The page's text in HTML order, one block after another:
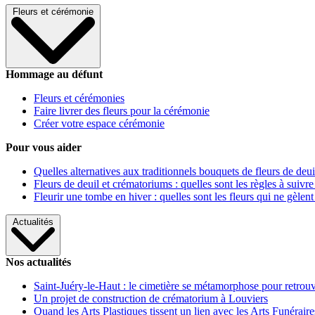
Fleurs et cérémonie
Hommage au défunt
Fleurs et cérémonies
Faire livrer des fleurs pour la cérémonie
Créer votre espace cérémonie
Pour vous aider
Quelles alternatives aux traditionnels bouquets de fleurs de
Fleurs de deuil et crématoriums : quelles sont les règles à
Fleurir une tombe en hiver : quelles sont les fleurs qui ne gèlent
Actualités
Nos actualités
Saint-Juéry-le-Haut : le cimetière se métamorphose pour
Un projet de construction de crématorium à Louviers
Quand les Arts Plastiques tissent un lien avec les Arts